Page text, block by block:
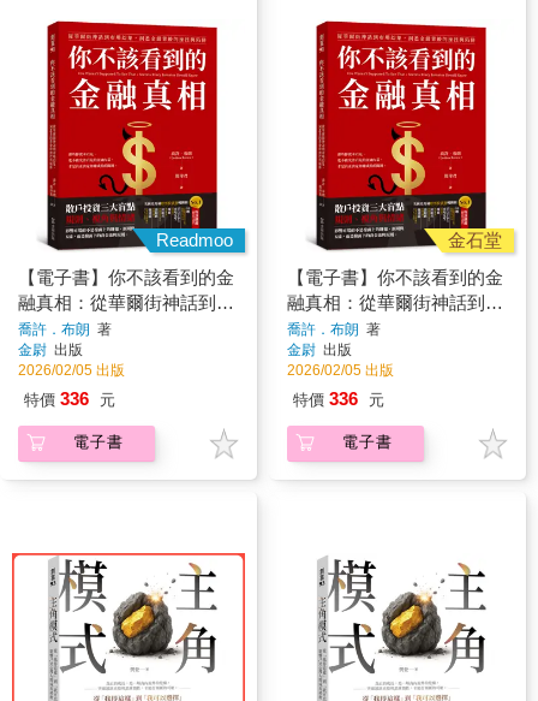
Readmoo
【電子書】你不該看到的金
融真相：從華爾街神話到市
場幻象，洞悉金錢背後的操
控與陷阱
喬許．布朗 著
金尉 出版
2026/02/05 出版
特價 336 元
電子書
金石堂
【電子書】你不該看到的金
融真相：從華爾街神話到市
場幻象，洞悉金錢背後的操
控與陷阱
喬許．布朗 著
金尉 出版
2026/02/05 出版
特價 336 元
電子書